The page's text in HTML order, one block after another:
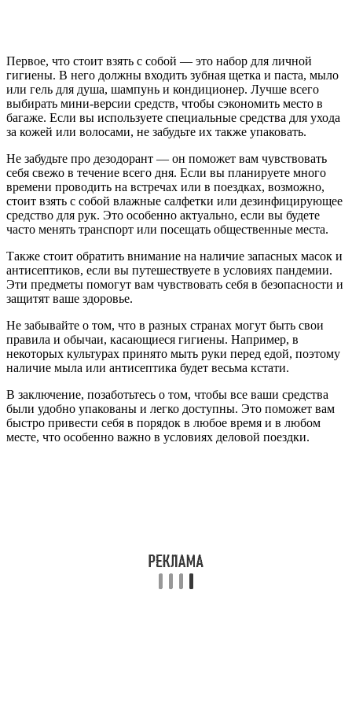
Первое, что стоит взять с собой — это набор для личной
гигиены. В него должны входить зубная щетка и паста, мыло
или гель для душа, шампунь и кондиционер. Лучше всего
выбирать мини-версии средств, чтобы сэкономить место в
багаже. Если вы используете специальные средства для ухода
за кожей или волосами, не забудьте их также упаковать.
Не забудьте про дезодорант — он поможет вам чувствовать
себя свежо в течение всего дня. Если вы планируете много
времени проводить на встречах или в поездках, возможно,
стоит взять с собой влажные салфетки или дезинфицирующее
средство для рук. Это особенно актуально, если вы будете
часто менять транспорт или посещать общественные места.
Также стоит обратить внимание на наличие запасных масок и
антисептиков, если вы путешествуете в условиях пандемии.
Эти предметы помогут вам чувствовать себя в безопасности и
защитят ваше здоровье.
Не забывайте о том, что в разных странах могут быть свои
правила и обычаи, касающиеся гигиены. Например, в
некоторых культурах принято мыть руки перед едой, поэтому
наличие мыла или антисептика будет весьма кстати.
В заключение, позаботьтесь о том, чтобы все ваши средства
были удобно упакованы и легко доступны. Это поможет вам
быстро привести себя в порядок в любое время и в любом
месте, что особенно важно в условиях деловой поездки.